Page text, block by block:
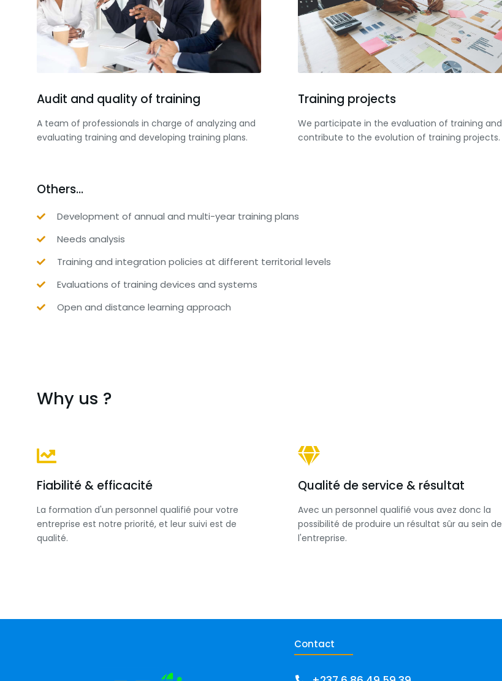
Audit and quality of training
A team of professionals in charge of analyzing and
evaluating training and developing training plans.
Training projects
We participate in the evaluation of training and
contribute to the evolution of training projects.
Others...
Development of annual and multi-year training plans
Needs analysis
Training and integration policies at different territorial levels
Evaluations of training devices and systems
Open and distance learning approach
Why us ?
Fiabilité & efficacité
La formation d'un personnel qualifié pour votre
entreprise est notre priorité, et leur suivi est de
qualité.
Qualité de service & résultat
Avec un personnel qualifié vous avez donc la
possibilité de produire un résultat sûr au sein de
l'entreprise.
Contact